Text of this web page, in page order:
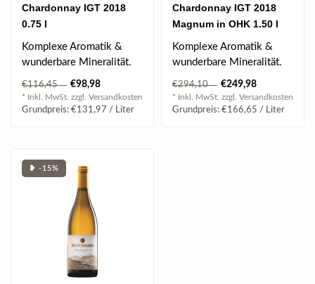
Chardonnay IGT 2018
0.75 l
Komplexe Aromatik &
wunderbare Mineralität.
BEWERTUNG
| 94 James Suckling |..
€116,45 €98,98
* Inkl. MwSt. zzgl. Versandkosten
Grundpreis: €131,97 / Liter
Chardonnay IGT 2018
Magnum in OHK 1.50 l
Komplexe Aromatik &
wunderbare Mineralität.
BEWERTUNG
| 94 James Suckling |..
€294,10 €249,98
* Inkl. MwSt. zzgl. Versandkosten
Grundpreis: €166,65 / Liter
❥ -15%